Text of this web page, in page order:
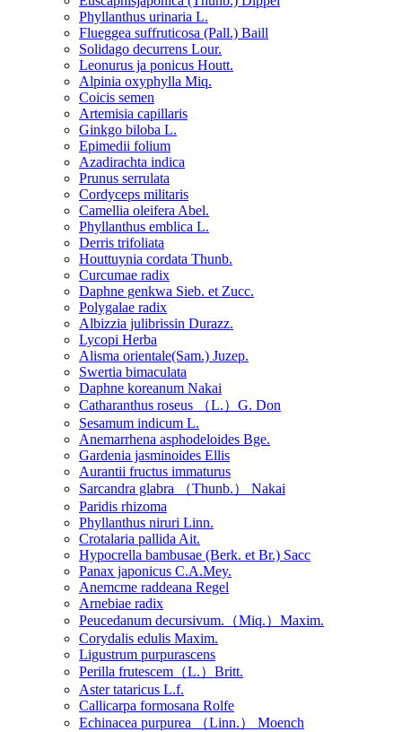
Phyllanthus urinaria L.
Flueggea suffruticosa (Pall.) Baill
Solidago decurrens Lour.
Leonurus ja ponicus Houtt.
Alpinia oxyphylla Miq.
Coicis semen
Artemisia capillaris
Ginkgo biloba L.
Epimedii folium
Azadirachta indica
Prunus serrulata
Cordyceps militaris
Camellia oleifera Abel.
Phyllanthus emblica L.
Derris trifoliata
Houttuynia cordata Thunb.
Curcumae radix
Daphne genkwa Sieb. et Zucc.
Polygalae radix
Albizzia julibrissin Durazz.
Lycopi Herba
Alisma orientale(Sam.) Juzep.
Swertia bimaculata
Daphne koreanum Nakai
Catharanthus roseus （L.）G. Don
Sesamum indicum L.
Anemarrhena asphodeloides Bge.
Gardenia jasminoides Ellis
Aurantii fructus immaturus
Sarcandra glabra （Thunb.） Nakai
Paridis rhizoma
Phyllanthus niruri Linn.
Crotalaria pallida Ait.
Hypocrella bambusae (Berk. et Br.) Sacc
Panax japonicus C.A.Mey.
Anemcme raddeana Regel
Arnebiae radix
Peucedanum decursivum.（Miq.）Maxim.
Corydalis edulis Maxim.
Ligustrum purpurascens
Perilla frutescem（L.）Britt.
Aster tataricus L.f.
Callicarpa formosana Rolfe
Echinacea purpurea （Linn.） Moench